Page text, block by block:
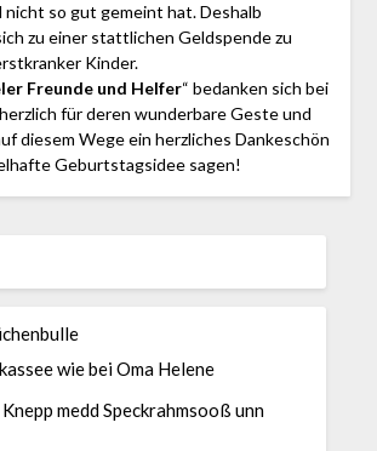
nicht so gut gemeint hat. Deshalb
zu einer stattlichen Geldspende zu
Kinder.
Freunde und Helfer“ bedanken sich bei
für deren wunderbare Geste und
diesem Wege ein herzliches Dankeschön
Geburtstagsidee sagen!
wie bei Oma Helene
medd Speckrahmsooß unn